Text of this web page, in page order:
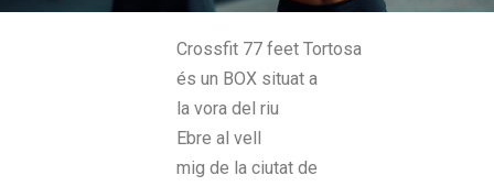
Crossfit 77 feet Tortosa
és un BOX situat a
la vora del riu
Ebre al vell
mig de la ciutat de